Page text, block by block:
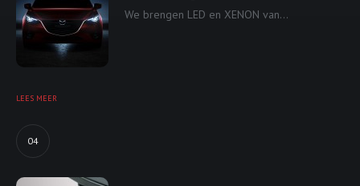
We brengen LED en XENON van...
LEES MEER
04